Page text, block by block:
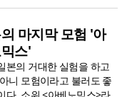
마지막 모험 '아
스'
본의 거대한 실험을 하고
니 모험이라고 불러도 좋